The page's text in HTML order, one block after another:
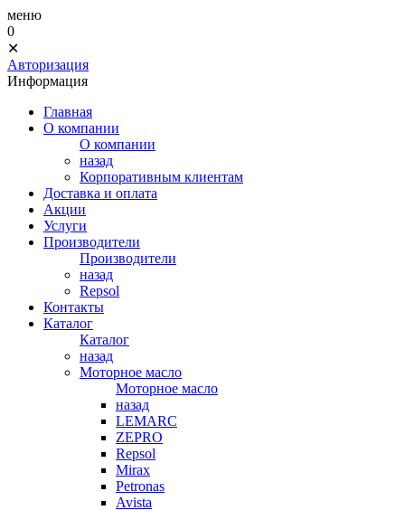
меню
0
✕
Авторизация
Информация
Главная
О компании
О компании
назад
Корпоративным клиентам
Доставка и оплата
Акции
Услуги
Производители
Производители
назад
Repsol
Контакты
Каталог
Каталог
назад
Моторное масло
Моторное масло
назад
LEMARC
ZEPRO
Repsol
Mirax
Petronas
Avista